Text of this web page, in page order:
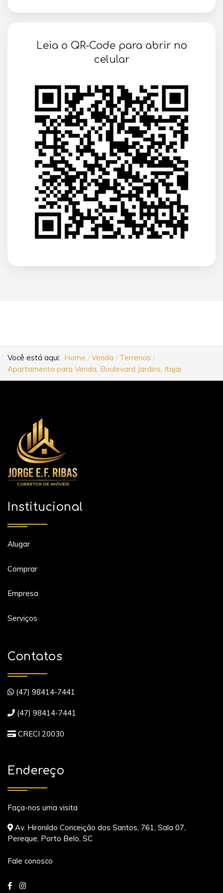
VOLTAR
Leia o QR-Code para abrir no
celular
Você está aqui: Home Venda
Terrenos
Apartamento para Venda, Boulevard Jardins, Itajai
Institucional
Alugar
Comprar
Empresa
Serviços
Contatos
(47) 98414-7441
(47) 98414-7441
CRECI 20030
Endereço
Faça-nos uma visita
Av. Hironildo Conceição dos Santos, 761, Sala 07,
Pereque, Porto Belo, SC
Fale conosco